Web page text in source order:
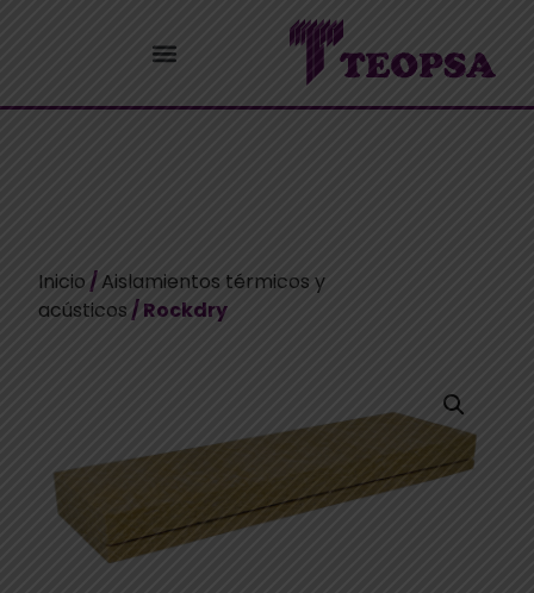
Inicio/Aislamientos térmicos y
acústicos/ Rockdry